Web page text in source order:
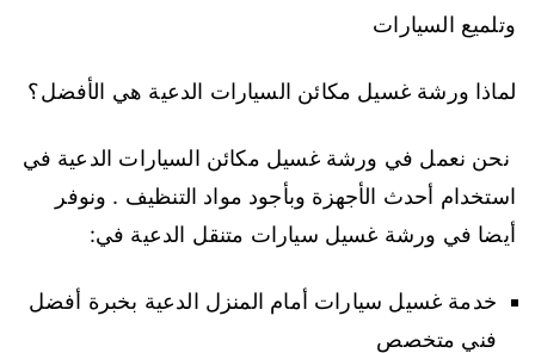
وتلميع السيارات
لماذا ورشة غسيل مكائن السيارات الدعية هي الأفضل؟
نحن نعمل في ورشة غسيل مكائن السيارات الدعية في
استخدام أحدث الأجهزة وبأجود مواد التنظيف . ونوفر
أيضا في ورشة غسيل سيارات متنقل الدعية في:
خدمة غسيل سيارات أمام المنزل الدعية بخبرة أفضل
فني متخصص